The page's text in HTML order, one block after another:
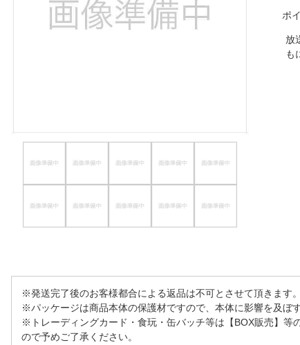
閲覧履歴
ポ
放
※発送完了後のお客様都合による返品は不可とさせて頂きます。
※パッケージは商品本体の保護材ですので、本体に影響を及ぼ
※トレーディングカード・食玩・缶バッチ等は【BOX販売】等
ので予めご了承ください。